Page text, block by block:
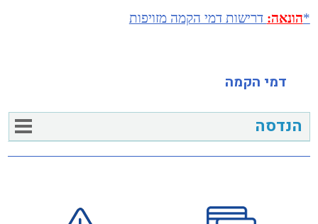
הנדסה
*הונאה: דרישות דמי הקמה מזויפות
דמי הקמה